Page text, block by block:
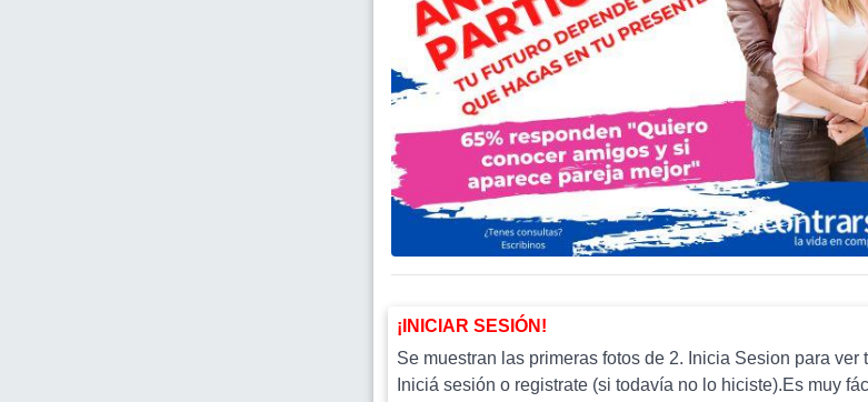
¡INICIAR SESIÓN!
Se muestran las primeras fotos de 2. Inicia Sesion para ver
Iniciá sesión o registrate (si todavía no lo hiciste).Es muy